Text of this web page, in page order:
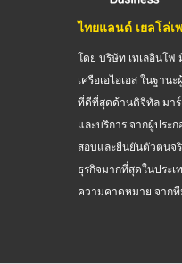
ไทยแลนด์ เยลโล่เ
โดย บริษัท เทเลอินโ
เครือเอไอเอส ในฐา
ที่ดีที่สุดด้านดิจิทัล มาร์
และบริการ จากผู้ประ
สอบและยืนยันตัวตนจ
ธุรกิจมากที่สุดในประเ
ความคาดหมาย จาก